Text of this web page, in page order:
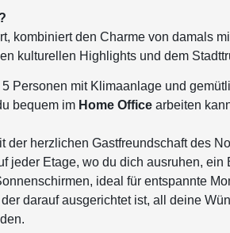
kombiniert den Charme von damals
kulturellen Highlights und dem
Personen mit Klimaanlage und
bequem im Home Office arbeiten
der herzlichen Gastfreundschaft des
jeder Etage, wo du dich ausruhen,
ideal für entspannte
der darauf ausgerichtet ist, all deine